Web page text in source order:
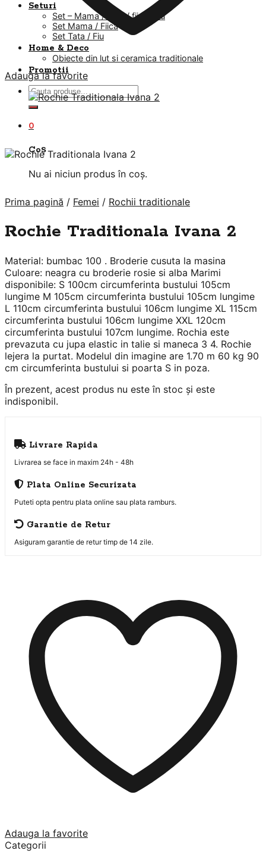
Seturi
Set – Mama / Tata / fiica / fiu
Set Mama / Fiica
Set Tata / Fiu
Home & Deco
Obiecte din lut si ceramica traditionale
Promotii
Caută
după:
0
Coș
Nu ai niciun produs în coș.
Adauga la favorite
Prima pagină / Femei / Rochii traditionale
Rochie Traditionala Ivana 2
Material: bumbac 100 . Broderie cusuta la masina
Culoare: neagra cu broderie rosie si alba Marimi
disponibile: S 100cm circumferinta bustului 105cm
lungime M 105cm circumferinta bustului 105cm lungime
L 110cm circumferinta bustului 106cm lungime XL 115cm
circumferinta bustului 106cm lungime XXL 120cm
circumferinta bustului 107cm lungime. Rochia este
prevazuta cu jupa elastic in talie si maneca 3 4. Rochie
lejera la purtat. Modelul din imagine are 1.70 m 60 kg 90
cm circumferinta bustului si poarta S in poza.
În prezent, acest produs nu este în stoc și este
indisponibil.
Livrare Rapida
Livrarea se face in maxim 24h - 48h
Plata Online Securizata
Puteti opta pentru plata online sau plata ramburs.
Garantie de Retur
Asiguram garantie de retur timp de 14 zile.
Adauga la favorite
Categorii